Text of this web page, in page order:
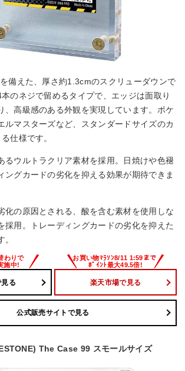
備えた、厚さ約1.3cmのスクリューダウンで
のネジで留めるタイプで、エッジは面取り
、高級感のある外観を実現しています。ポケ
ルマスターズなど、スタンダードサイズのカ
仕様です。
るウルトラクリア素材を採用。日焼けや色褪
ングカードの劣化を抑える効果が期待できま
化の原因とされる、酸を含む素材を使用しな
採用。トレーディングカードの劣化を抑えた
る 楽天市場で見る
公式販売サイトで見る
The Case 99 スモールサイズ